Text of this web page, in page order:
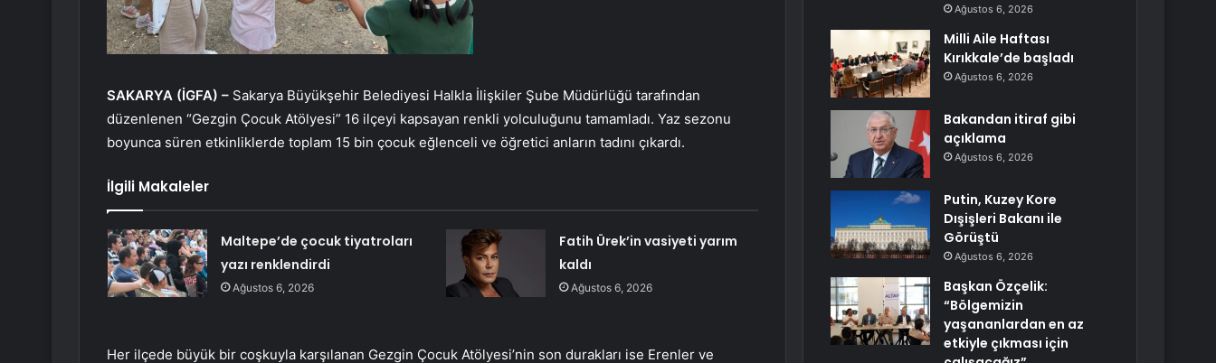
SAKARYA (İGFA) – Sakarya Büyükşehir Belediyesi Halkla İlişkiler Şube Müdürlüğü tarafından
düzenlenen “Gezgin Çocuk Atölyesi” 16 ilçeyi kapsayan renkli yolculuğunu tamamladı. Yaz sezonu
boyunca süren etkinliklerde toplam 15 bin çocuk eğlenceli ve öğretici anların tadını çıkardı.
İlgili Makaleler
Maltepe’de çocuk tiyatroları
yazı renklendirdi
Ağustos 6, 2026
Fatih Ürek’in vasiyeti yarım
kaldı
Ağustos 6, 2026
Her ilçede büyük bir coşkuyla karşılanan Gezgin Çocuk Atölyesi’nin son durakları ise Erenler ve
Ağustos 6, 2026
Milli Aile Haftası
Kırıkkale’de başladı
Ağustos 6, 2026
Bakandan itiraf gibi
açıklama
Ağustos 6, 2026
Putin, Kuzey Kore
Dışişleri Bakanı ile
Görüştü
Ağustos 6, 2026
Başkan Özçelik:
“Bölgemizin
yaşananlardan en az
etkiyle çıkması için